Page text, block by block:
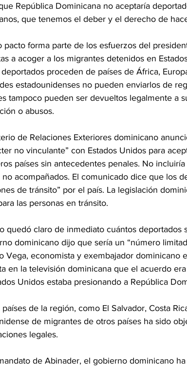
República Dominicana no aceptaría
que tenemos el deber y el derecho de
pacto forma parte de los esfuerzos del
a acoger a los migrantes detenidos en
proceden de países de África,
estadounidenses no pueden enviarlos de
tampoco pueden ser devueltos legalmente a
o abusos.
de Relaciones Exteriores dominicano
no vinculante” con Estados Unidos para
países sin antecedentes penales. No
acompañados. El comunicado dice que los
de tránsito” por el país. La legislación
las personas en tránsito.
quedó claro de inmediato cuántos deportados
dominicano dijo que sería un “número
Vega, economista y exembajador dominicano
en la televisión dominicana que el acuerdo
Unidos estaba presionando a República
países de la región, como El Salvador, Costa
de migrantes de otros países ha sido
legales.
de Abinader, el gobierno dominicano